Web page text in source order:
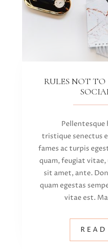
RULES NOT
tristique senectus
fames ac turpis
quam, feugiat
sit amet, ante.
quam egestas
vitae est.